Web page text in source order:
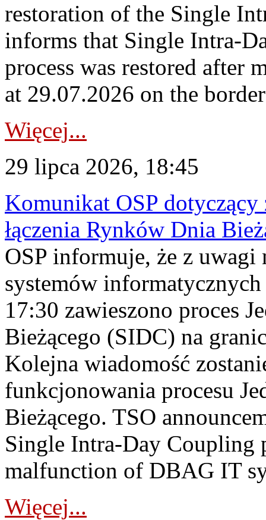
restoration of the Single
informs that Single Intra-
process was restored after
at 29.07.2026 on the
Więcej...
29 lipca 2026, 18:45
Komunikat OSP dotyczący
łączenia Rynków Dnia
OSP informuje, że z uwagi
systemów
17:30 zawieszono proces
Bieżącego (SIDC) na
Kolejna wiadomość
funkcjonowania procesu
Bieżącego. TSO
Single Intra-Day Coupling
malfunction of DBAG IT
Więcej...